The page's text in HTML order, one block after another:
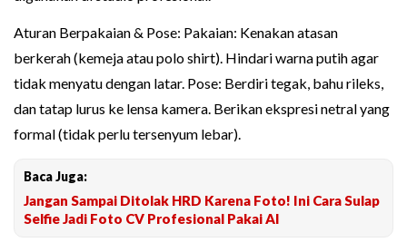
Aturan Berpakaian & Pose: Pakaian: Kenakan atasan
berkerah (kemeja atau polo shirt). Hindari warna putih agar
tidak menyatu dengan latar. Pose: Berdiri tegak, bahu rileks,
dan tatap lurus ke lensa kamera. Berikan ekspresi netral yang
formal (tidak perlu tersenyum lebar).
Baca Juga:
Jangan Sampai Ditolak HRD Karena Foto! Ini Cara Sulap
Selfie Jadi Foto CV Profesional Pakai AI